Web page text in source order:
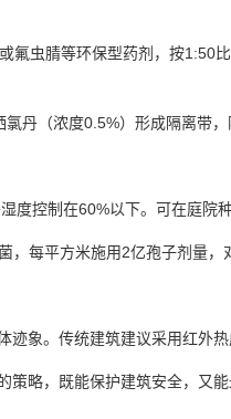
氟虫腈等环保型药剂，按1:50
丹（浓度0.5%）形成隔离带
度控制在60%以下。可在庭院
，每平方米施用2亿孢子剂量，
象。传统建筑建议采用红外
略，既能保护建筑安全，又